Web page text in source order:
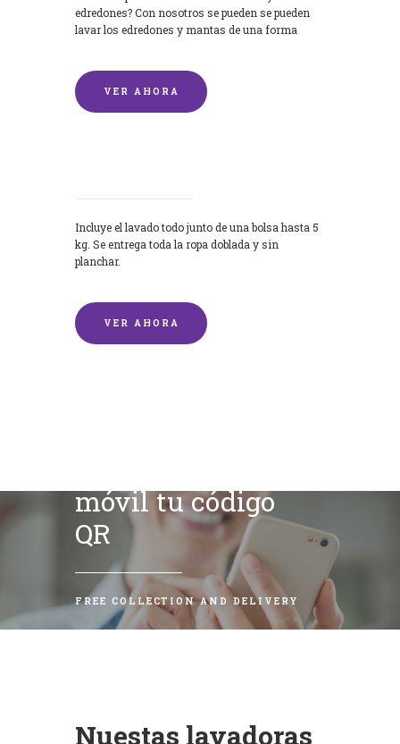
edredones? Con nosotros se pueden se pueden
lavar los edredones y mantas de una forma
VER AHORA
Incluye el lavado todo junto de una bolsa hasta 5
kg. Se entrega toda la ropa doblada y sin
planchar.
VER AHORA
móvil tu código
QR
FREE COLLECTION AND DELIVERY
Nuestas lavadoras